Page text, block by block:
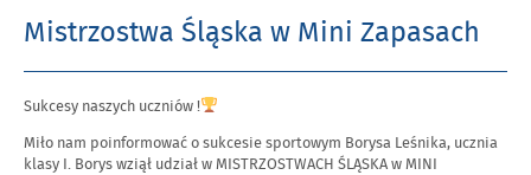
Mistrzostwa Śląska w Mini Zapasach
Opublikowano
dniu
Sukcesy naszych uczniów !
Miło nam poinformować o sukcesie sportowym Borysa Leśnika, ucznia
klasy I. Borys wziął udział w MISTRZOSTWACH ŚLĄSKA w MINI